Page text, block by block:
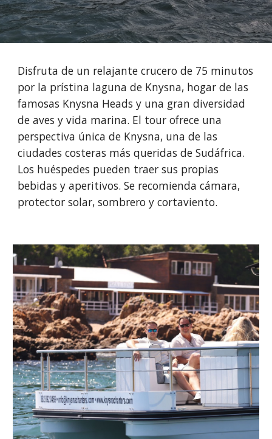
Disfruta de un relajante crucero de 75 minutos
por la prístina laguna de Knysna, hogar de las
famosas Knysna Heads y una gran diversidad
de aves y vida marina. El tour ofrece una
perspectiva única de Knysna, una de las
ciudades costeras más queridas de Sudáfrica.
Los huéspedes pueden traer sus propias
bebidas y aperitivos. Se recomienda cámara,
protector solar, sombrero y cortaviento.